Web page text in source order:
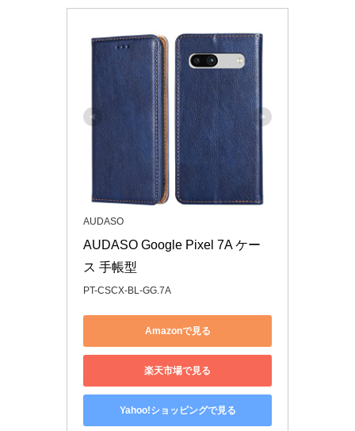
AUDASO
AUDASO Google Pixel 7A ケー
ス 手帳型
PT-CSCX-BL-GG.7A
Amazonで見る
楽天市場で見る
Yahoo!ショッピングで見る